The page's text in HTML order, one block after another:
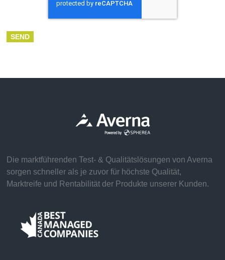
Die marktführenden Test- & Qualitätslösungen von Averna
sorgen schneller als je zuvor für höchste Qualität,
Marktreife und Rentabilität der Produkte unserer Kunden.